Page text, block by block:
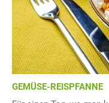
GEMÜSE-REISPFANNE